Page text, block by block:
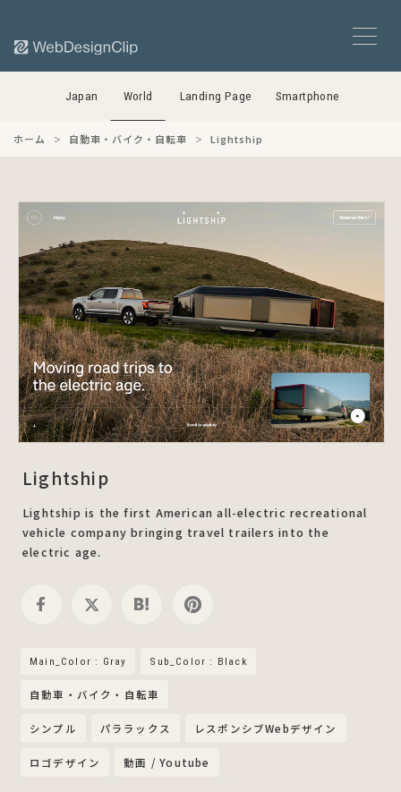
Japan World Landing Page Smartphone
ホーム 自動車・バイク・自転車 Lightship
Lightship
Lightship is the first American all-electric recreational
vehicle company bringing travel trailers into the
electric age.
Main_Color : Gray Sub_Color : Black
自動車・バイク・自転車
シンプル パララックス レスポンシブWebデザイン
ロゴデザイン 動画 / Youtube